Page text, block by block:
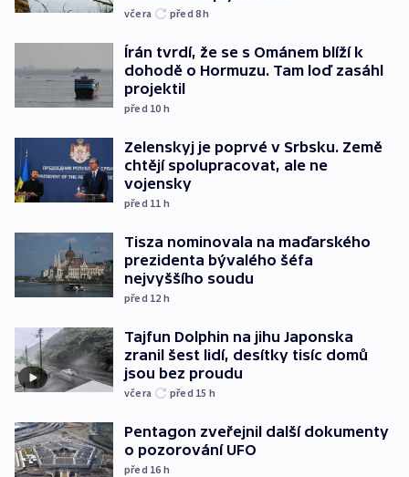
včera před 8h
Írán tvrdí, že se s Ománem blíží k
dohodě o Hormuzu. Tam loď zasáhl
projektil
před 10 h
Zelenskyj je poprvé v Srbsku. Země
chtějí spolupracovat, ale ne
vojensky
před 11 h
Tisza nominovala na maďarského
prezidenta bývalého šéfa
nejvyššího soudu
před 12 h
Tajfun Dolphin na jihu Japonska
zranil šest lidí, desítky tisíc domů
jsou bez proudu
včera před 15 h
Pentagon zveřejnil další dokumenty
o pozorování UFO
před 16 h